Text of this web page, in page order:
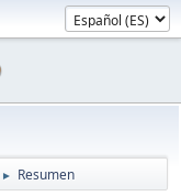
► Resumen